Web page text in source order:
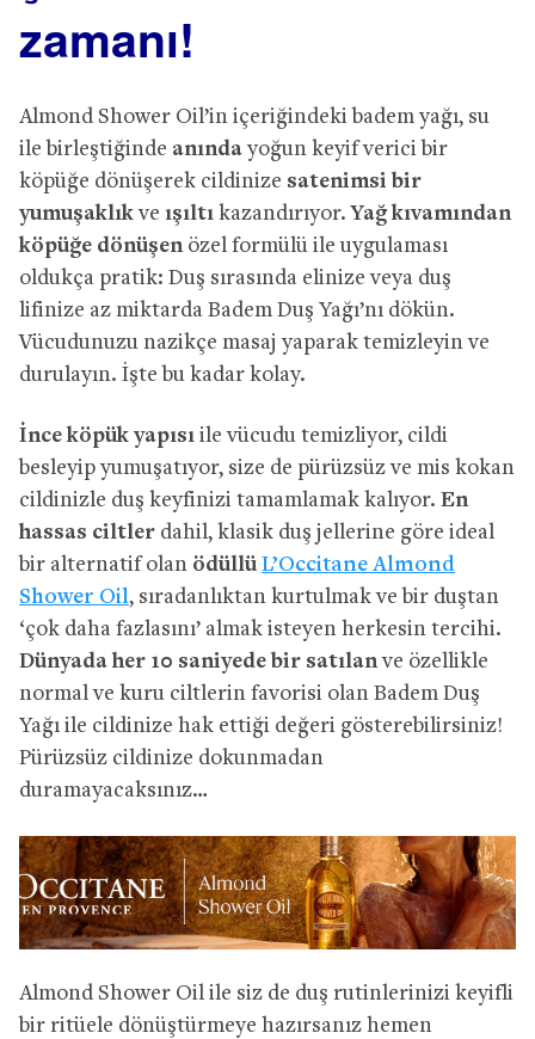
zamanı!
Almond Shower Oil’in içeriğindeki badem yağı, su
ile birleştiğinde anındayoğun keyif verici bir
köpüğe dönüşerek cildinize satenimsi bir
yumuşaklıkve ışıltı kazandırıyor.Yağ kıvamından
köpüğe dönüşenözel formülü ile uygulaması
oldukça pratik: Duş sırasında elinize veya duş
lifinize az miktarda Badem Duş Yağı’nı dökün.
Vücudunuzu nazikçe masaj yaparak temizleyin ve
durulayın. İşte bu kadar kolay.
İnce köpük yapısı ile vücudu temizliyor, cildi
besleyip yumuşatıyor, size de pürüzsüz ve mis kokan
cildinizle duş keyfinizi tamamlamak kalıyor. En
hassas ciltler dahil, klasik duş jellerine göre ideal
bir alternatif olan ödüllüL’Occitane Almond
Shower Oil, sıradanlıktan kurtulmak ve bir duştan
‘çok daha fazlasını’ almak isteyen herkesin tercihi.
Dünyada her 10 saniyede bir satılanve özellikle
normal ve kuru ciltlerin favorisi olan Badem Duş
Yağı ile cildinize hak ettiği değeri gösterebilirsiniz!
Pürüzsüz cildinize dokunmadan
duramayacaksınız…
Almond Shower Oil ile siz de duş rutinlerinizi keyifli
bir ritüele dönüştürmeye hazırsanız hemen